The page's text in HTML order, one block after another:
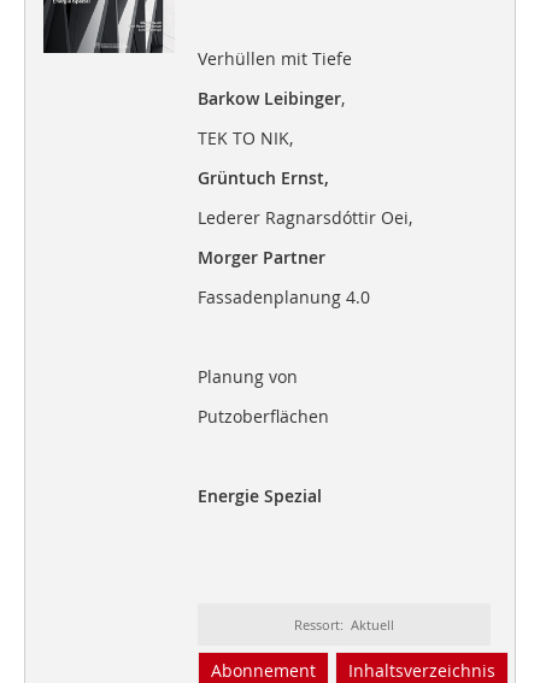
Verhüllen mit Tiefe
Barkow Leibinger,
TEK TO NIK,
Grüntuch Ernst,
Lederer Ragnarsdóttir Oei,
Morger Partner
Fassadenplanung 4.0
Planung von
Putzoberflächen
Energie Spezial
Ressort: Aktuell
Abonnement Inhaltsverzeichnis